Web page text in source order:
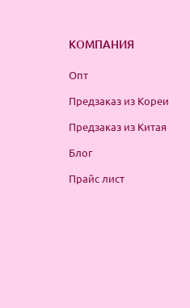
КОМПАНИЯ
Опт
Предзаказ из Кореи
Предзаказ из Китая
Блог
Прайс лист